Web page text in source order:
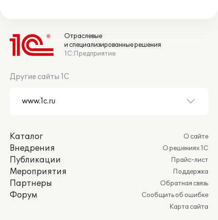
Отраслевые
и специализированные решения
1С:Предприятие
Другие сайты 1С
Каталог
Внедрения
Публикации
Мероприятия
Партнеры
Форум
О сайте
О решениях 1С
Прайс-лист
Поддержка
Обратная связь
Сообщить об ошибке
Карта сайта